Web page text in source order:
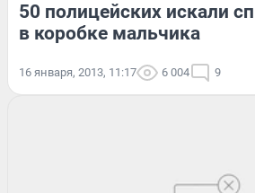
50 полицейских искали
в коробке мальчика
16 января, 2013, 11:17 6 004 9